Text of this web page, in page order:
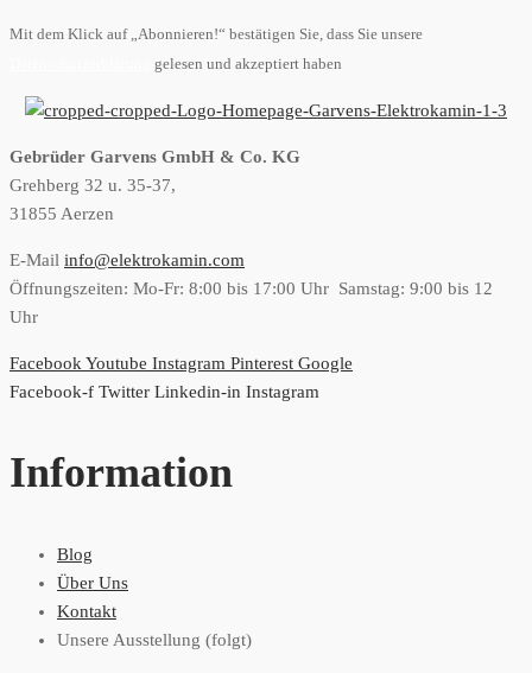
Mit dem Klick auf „Abonnieren!“ bestätigen Sie, dass Sie unsere
gelesen und akzeptiert haben
Gebrüder Garvens GmbH & Co. KG
Grehberg 32 u. 35-37,
31855 Aerzen
E-Mail info@elektrokamin.com
Öffnungszeiten: Mo-Fr: 8:00 bis 17:00 Uhr Samstag: 9:00 bis 12
Uhr
Facebook Youtube Instagram Pinterest Google
Facebook-f Twitter Linkedin-in Instagram
Information
Blog
Über Uns
Kontakt
Unsere Ausstellung (folgt)